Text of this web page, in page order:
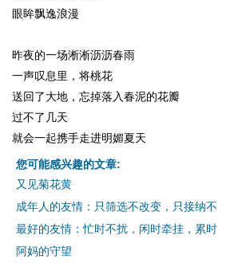
眼眸飘逸浪漫
昨夜的一场淅淅沥沥春雨
一声叹息里，将桃花
送回了大地，忘掉落入春泥的花瓣
过不了几天
就会一起携手走进明媚夏天
您可能感兴趣的文章:
又见菊花黄
成年人的友情：只筛选不改变，只接纳不
最好的友情：忙时不扰，闲时牵挂，累时
阿妈的守望